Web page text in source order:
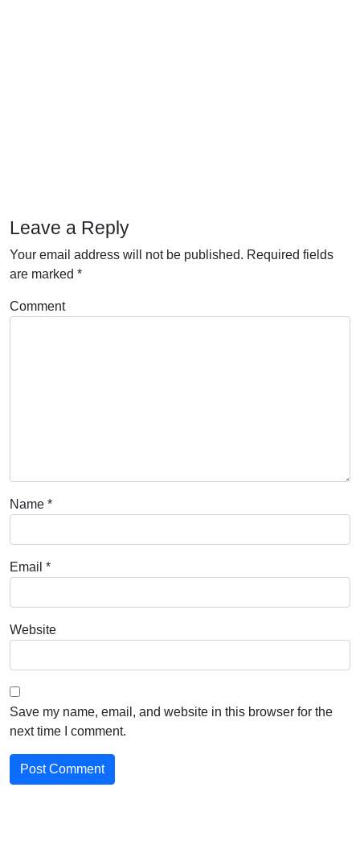
Leave a Reply
Your email address will not be published. Required fields
are marked *
Comment
Name *
Email *
Website
Save my name, email, and website in this browser for the
next time I comment.